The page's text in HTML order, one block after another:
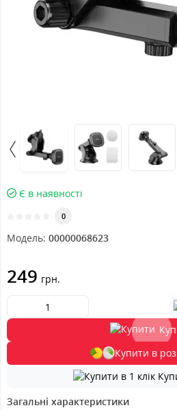
Є в наявності
0
Модель: 00000068623
249 грн.
Купити в
Загальні характеристики